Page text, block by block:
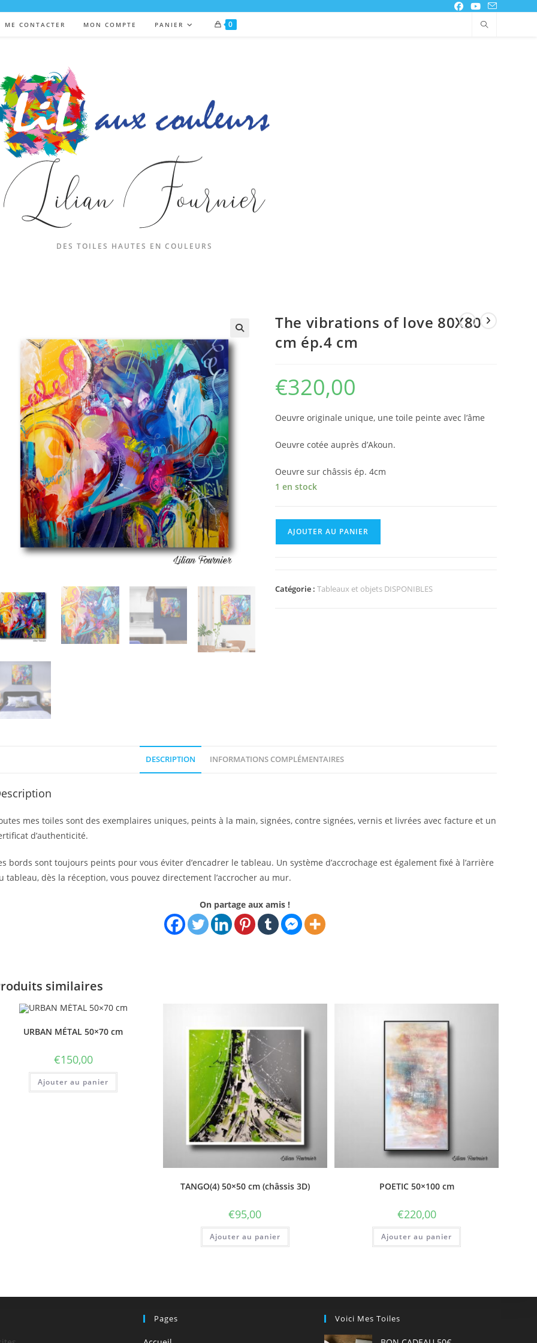
ME CONTACTER MON COMPTE PANIER 0
DES TOILES HAUTES EN COULEURS
The vibrations of love 80X80
cm ép.4 cm
€320,00
Oeuvre originale unique, une toile peinte avec l’âme
Oeuvre cotée auprès d’Akoun.
Oeuvre sur châssis ép. 4cm
1 en stock
AJOUTER AU PANIER
Catégorie :Tableaux et objets DISPONIBLES
DESCRIPTION INFORMATIONS COMPLÉMENTAIRES
mes toiles sont des exemplaires uniques, peints à la main, signées, contre signées, vernis et livrées avec facture et un
d’authenticité.
bords sont toujours peints pour vous éviter d’encadrer le tableau. Un système d’accrochage est également fixé à l’arrière
tableau, dès la réception, vous pouvez directement l’accrocher au mur.
On partage aux amis !
similaires
URBAN MÉTAL 50×70 cm
€150,00
Ajouter au panier
TANGO(4) 50×50 cm (châssis 3D)
€95,00
Ajouter au panier
POETIC 50×100 cm
€220,00
Ajouter au panier
Pages Voici Mes Toiles